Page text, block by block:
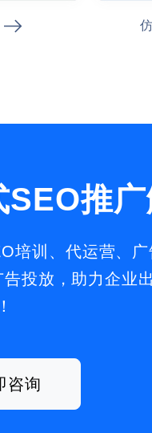
SEO推
培训、代运营、广
投放，助力企业
咨询